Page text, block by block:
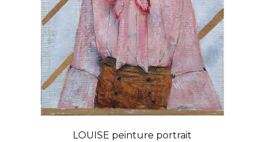
LOUISE peinture portrait